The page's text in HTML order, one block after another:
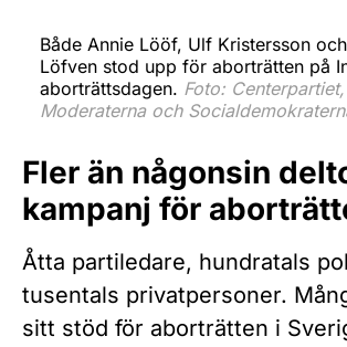
Både Annie Lööf, Ulf Kristersson
Löfven stod upp för aborträtten på
aborträttsdagen. Foto: Centerpartiet,
Moderaterna och
Fler än någonsin
kampanj för
Åtta partiledare, hundratals
tusentals privatpersoner.
sitt stöd för aborträtten i